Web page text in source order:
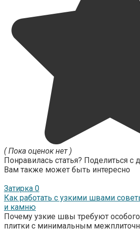
( Пока оценок нет )
Понравилась статья? Поделиться с
Вам также может быть интересно
Затирка 0
Как работать с узкими швами
и камню
Почему узкие швы требуют
плитки с минимальным